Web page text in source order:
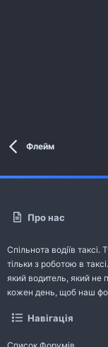
Флейм
Про нас
Спільнота водіїв
тільки з роботою в
який водитель, який не
кожен день, щоб наш
Навігація